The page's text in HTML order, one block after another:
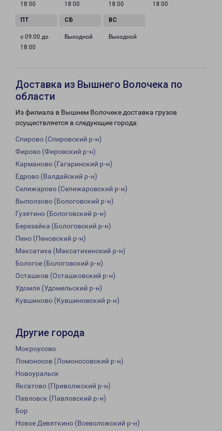
18:00
18:00
18:00
18:00
с 09:00 до
18:00
Выходной Выходной
Доставка из Вышнего Волочека по
области
Из филиала в Вышнем Волочеке доставка грузов
осуществляется в следующие города:
Спирово (Спировский р-н)
Фирово (Фировский р-н)
Карманово (Гагаринский р-н)
Едрово (Валдайский р-н)
Селижарово (Селижаровский р-н)
Выползово (Бологовский р-н)
Гузятино (Бологовский р-н)
Березайка (Бологовский р-н)
Пено (Пеновский р-н)
Максатиха (Максатихинский р-н)
Бологое (Бологовский р-н)
Осташков (Осташковский р-н)
Удомля (Удомельский р-н)
Кувшиново (Кувшиновский р-н)
Другие города
Мокроусово
Ломоносов (Ломоносовский р-н)
Новоуральск
Яксатово (Приволжский р-н)
Павловск (Павловский р-н)
Бор
Новое Девяткино (Всеволожский р-н)